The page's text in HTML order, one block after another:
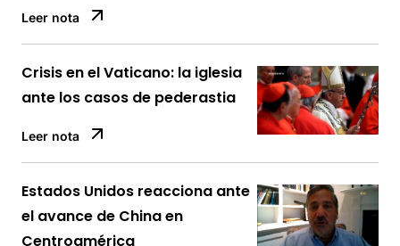
Leer nota
Crisis en el Vaticano: la iglesia
ante los casos de pederastia
Leer nota
Estados Unidos reacciona ante
el avance de China en
Centroamérica